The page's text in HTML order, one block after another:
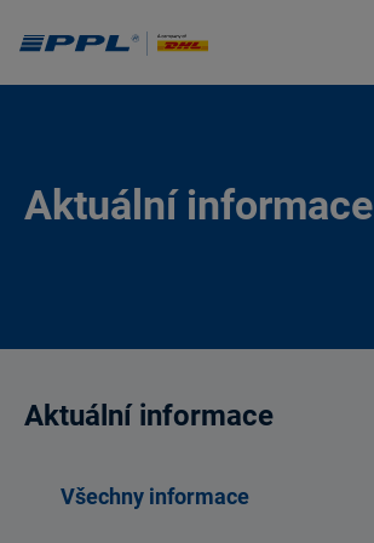
Aktuální informace
Aktuální informace
Všechny informace